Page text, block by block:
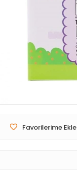
Favorilerime Ekle